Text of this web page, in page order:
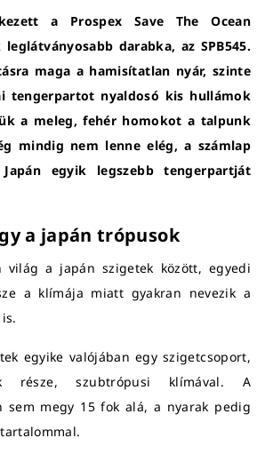
a Prospex Save The Ocean
darabka, az SPB545.
maga a hamisítatlan nyár, szinte
tengerpartot nyaldosó kis hullámok
a meleg, fehér homokot a talpunk
mindig nem lenne elég, a számlap
egyik legszebb tengerpartját
a japán trópusok
világ a japán szigetek között, egyedi
a klímája miatt gyakran nevezik a
egyike valójában egy szigetcsoport,
része, szubtrópusi klímával. A
sem megy 15 fok alá, a nyarak pedig